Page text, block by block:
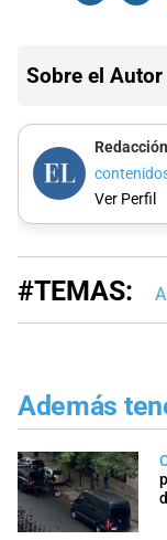
Sobre el Autor
Ver Perfil
#TEMAS:
Además